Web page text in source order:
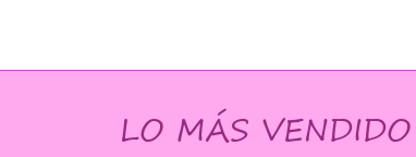
LO MÁS VENDIDO